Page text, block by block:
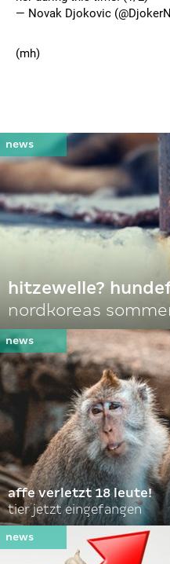
— Novak Djokovic
(mh)
hitzewelle?
nordkoreas
affe verletzt 18 leute!
tier jetzt eingefangen